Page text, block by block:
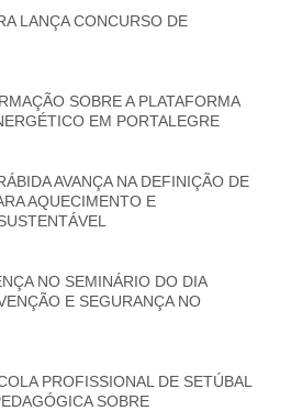
LANÇA CONCURSO DE
SOBRE A PLATAFORMA
EM PORTALEGRE
AVANÇA NA DEFINIÇÃO DE
AQUECIMENTO E
NO SEMINÁRIO DO DIA
E SEGURANÇA NO
PROFISSIONAL DE SETÚBAL
SOBRE